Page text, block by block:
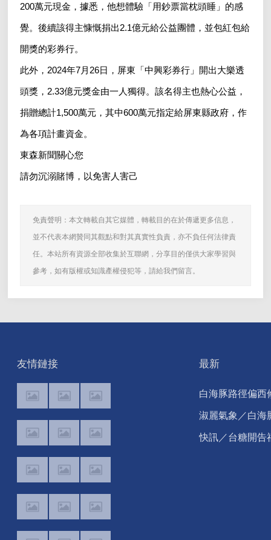
200萬元現金，據悉，他想體驗「用鈔票當枕頭睡」的感
覺。後續該得主慷慨捐出2.1億元給公益團體，並包紅包給
開獎的彩券行。
此外，2024年7月26日，屏東「中興彩券行」開出大樂透
頭獎，2.33億元獎金由一人獨得。該名得主也熱心公益，
捐贈總計1,500萬元，其中600萬元指定給屏東縣政府，作
為各項計畫資金。
東森新聞關心您
請勿沉溺賭博，以免害人害己
免責聲明：本文轉載自其它媒體，轉載目的在於傳遞更多信息，
並不代表本網贊同其觀點和對其真實性負責，亦不負任何法律責
任。本站所有資源全部收集於互聯網，分享目的僅供大家學習與
參考，如有版權或知識產權侵犯等，請給我們留言。
友情鏈接 最新
白海豚路徑偏西
正！週末豪雨炸
部「紫到發白」
淑麗氣象／白海
路徑變了！最快
快訊／台糖開告